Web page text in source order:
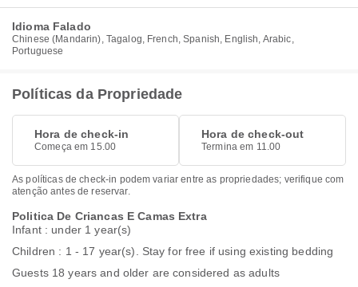
Idioma Falado
Chinese (Mandarin), Tagalog, French, Spanish, English, Arabic,
Portuguese
Políticas da Propriedade
Hora de check-in
Começa em 15.00
Hora de check-out
Termina em 11.00
As políticas de check-in podem variar entre as propriedades; verifique com
atenção antes de reservar.
Politica De Criancas E Camas Extra
Infant : under 1 year(s)
Children : 1 - 17 year(s). Stay for free if using existing bedding
Guests 18 years and older are considered as adults